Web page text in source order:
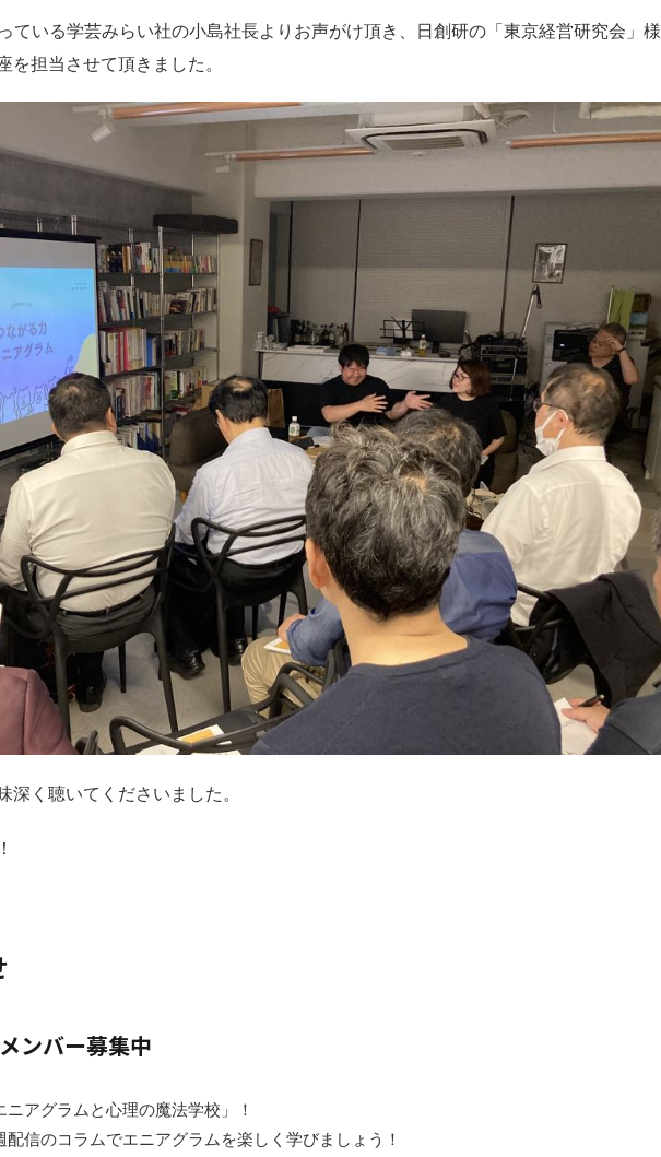
ている学芸みらい社の小島社長よりお声がけ頂き、日創研の「東京経営研究会」様
担当させて頂きました。
く聴いてくださいました。
ンバー募集中
アグラムと心理の魔法学校」！
信のコラムでエニアグラムを楽しく学びましょう！